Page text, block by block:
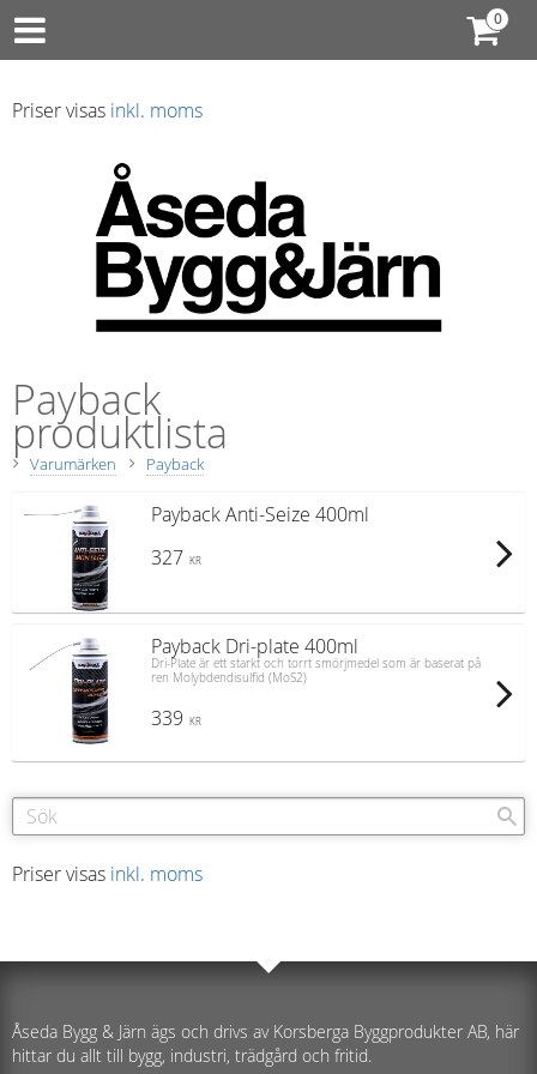
Priser visas inkl. moms
Payback
produktlista
Varumärken Payback
Payback Anti-Seize 400ml
327
KR
Payback Dri-plate 400ml
Dri-Plate är ett starkt och torrt smörjmedel som är baserat på
ren Molybdendisulfid (MoS2)
339 KR
Priser visas inkl. moms
Åseda Bygg & Järn ägs och drivs av Korsberga Byggprodukter AB, här
hittar du allt till bygg, industri, trädgård och fritid.